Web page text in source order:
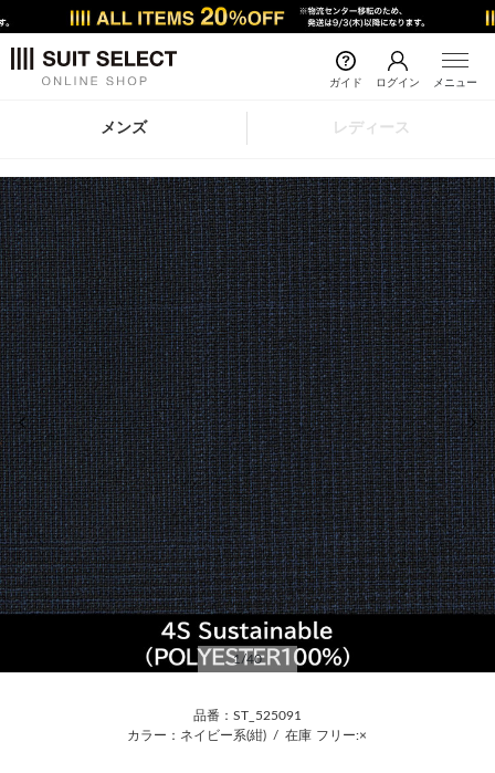
ガイド ログイン メニュー
メンズ レディース
前の画像 次
1 /40
品番：ST_525091
カラー：ネイビー系(紺)
/ 在庫 フリー:×